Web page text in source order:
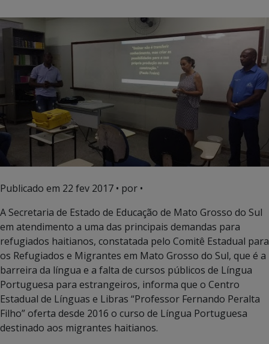
Publicado em 22 fev 2017 • por •
A Secretaria de Estado de Educação de Mato Grosso do Sul
em atendimento a uma das principais demandas para
refugiados haitianos, constatada pelo Comitê Estadual para
os Refugiados e Migrantes em Mato Grosso do Sul, que é a
barreira da língua e a falta de cursos públicos de Língua
Portuguesa para estrangeiros, informa que o Centro
Estadual de Línguas e Libras “Professor Fernando Peralta
Filho” oferta desde 2016 o curso de Língua Portuguesa
destinado aos migrantes haitianos.